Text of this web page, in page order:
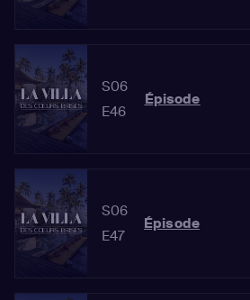
S06
E46
Épisode
S06
E47
Épisode